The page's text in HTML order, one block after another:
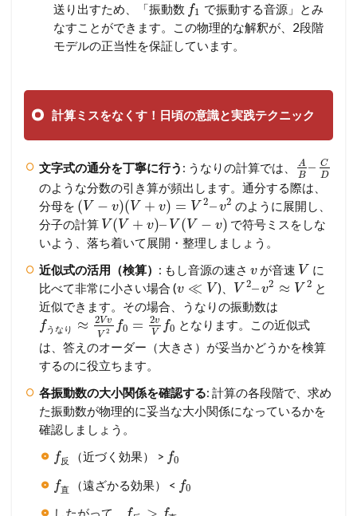
送り出すため、「振動数 f1 で振動する音源」とみ
なすことができます。この物理的な解釈が、2段階
モデルの正当性を保証しています。
計算ミスをなくす！日頃の意識と実践テクニック
文字式の通分を丁寧に行う : うなりの計算では、
A
B – C
D
のような分数の引き算が頻出します。通分する際は、
分母を (V − v)(V + v) = V 2–v2 のように展開し、
分子の計算 V (V + v)– V (V − v) で符号ミスをしな
いよう、落ち着いて展開・整理しましょう。
近似式の活用（検算） : もし音源の速さ v が音速 V に
比べて非常に小さい場合 (v ≪ V )、 V 2– v2 ≈ V 2 と
近似できます。その場合、うなりの振動数は
fう な り ≈ 2Vv
V 2 f0 = 2v
V
f0 となります。この近似式
は、答えのオーダー（大きさ）が妥当かどうかを検算
するのに役立ちます。
各振動数の大小関係を確認する: 計算の各段階で、求め
た振動数が物理的に妥当な大小関係になっているかを
確認しましょう。
f反 （近づく効果） > f0
f直 （遠ざかる効果） < f0
したがって、